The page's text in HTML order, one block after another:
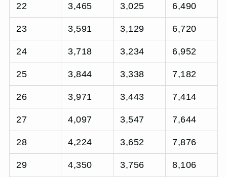
22 3,465 3,025 6,490
23 3,591 3,129 6,720
24 3,718 3,234 6,952
25 3,844 3,338 7,182
26 3,971 3,443 7,414
27 4,097 3,547 7,644
28 4,224 3,652 7,876
29 4,350 3,756 8,106